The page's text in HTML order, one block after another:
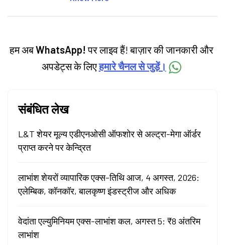
categories.
हम अबWhatsApp! पर लाइव हैं! बाज़ार की जानकारी और
अपडेट्स के लिएहमारे चैनल से जुड़ें।
संबंधित लेख
L&T शेयर मूल्य एडीएनओसी ऑफशोर से अल्ट्रा-मेगा ऑर्डर
प्राप्त करने पर केन्द्रित
लाभांश शेयरों व्यापारिक एक्स-तिथि आज, 4 अगस्त, 2026:
एलेम्बिक, कॉनकॉर, बालकृष्ण इंडस्ट्रीज और अधिक
वेदांता एल्युमिनियम एक्स-लाभांश कल, अगस्त 5: ₹8 अंतरिम
लाभांश